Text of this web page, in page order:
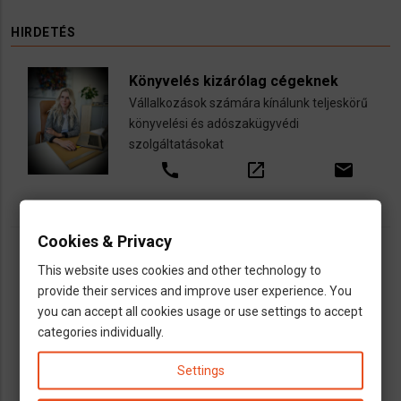
HIRDETÉS
Könyvelés kizárólag cégeknek
Vállalkozások számára kínálunk teljeskörű
könyvelési és adószakügyvédi
szolgáltatásokat
call open_in_new email
Cookies & Privacy
This website uses cookies and other technology to
provide their services and improve user experience. You
you can accept all cookies usage or use settings to accept
categories individually.
Settings